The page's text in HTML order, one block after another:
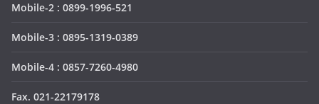
Mobile-2 : 0899-1996-521
Mobile-3 : 0895-1319-0389
Mobile-4 : 0857-7260-4980
Fax. 021-22179178